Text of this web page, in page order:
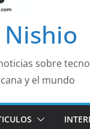
sobre
y el mundo